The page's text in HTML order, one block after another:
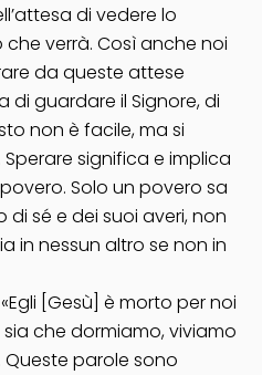
di vedere lo
verrà. Così anche noi
da queste attese
di guardare il Signore, di
non è facile, ma si
significa e implica
Solo un povero sa
sé e dei suoi averi, non
in nessun altro se non in
[Gesù] è morto per noi
che dormiamo, viviamo
Queste parole sono